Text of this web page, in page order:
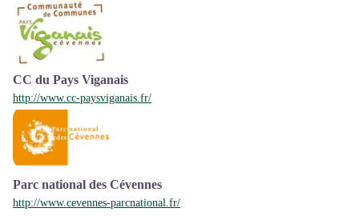
CC du Pays Viganais
http://www.cc-paysviganais.fr/
Parc national des Cévennes
http://www.cevennes-parcnational.fr/